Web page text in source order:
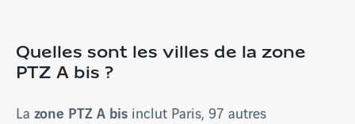
Quelles sont les villes de la zone
PTZ A bis ?
La zone PTZ A bis inclut Paris, 97 autres